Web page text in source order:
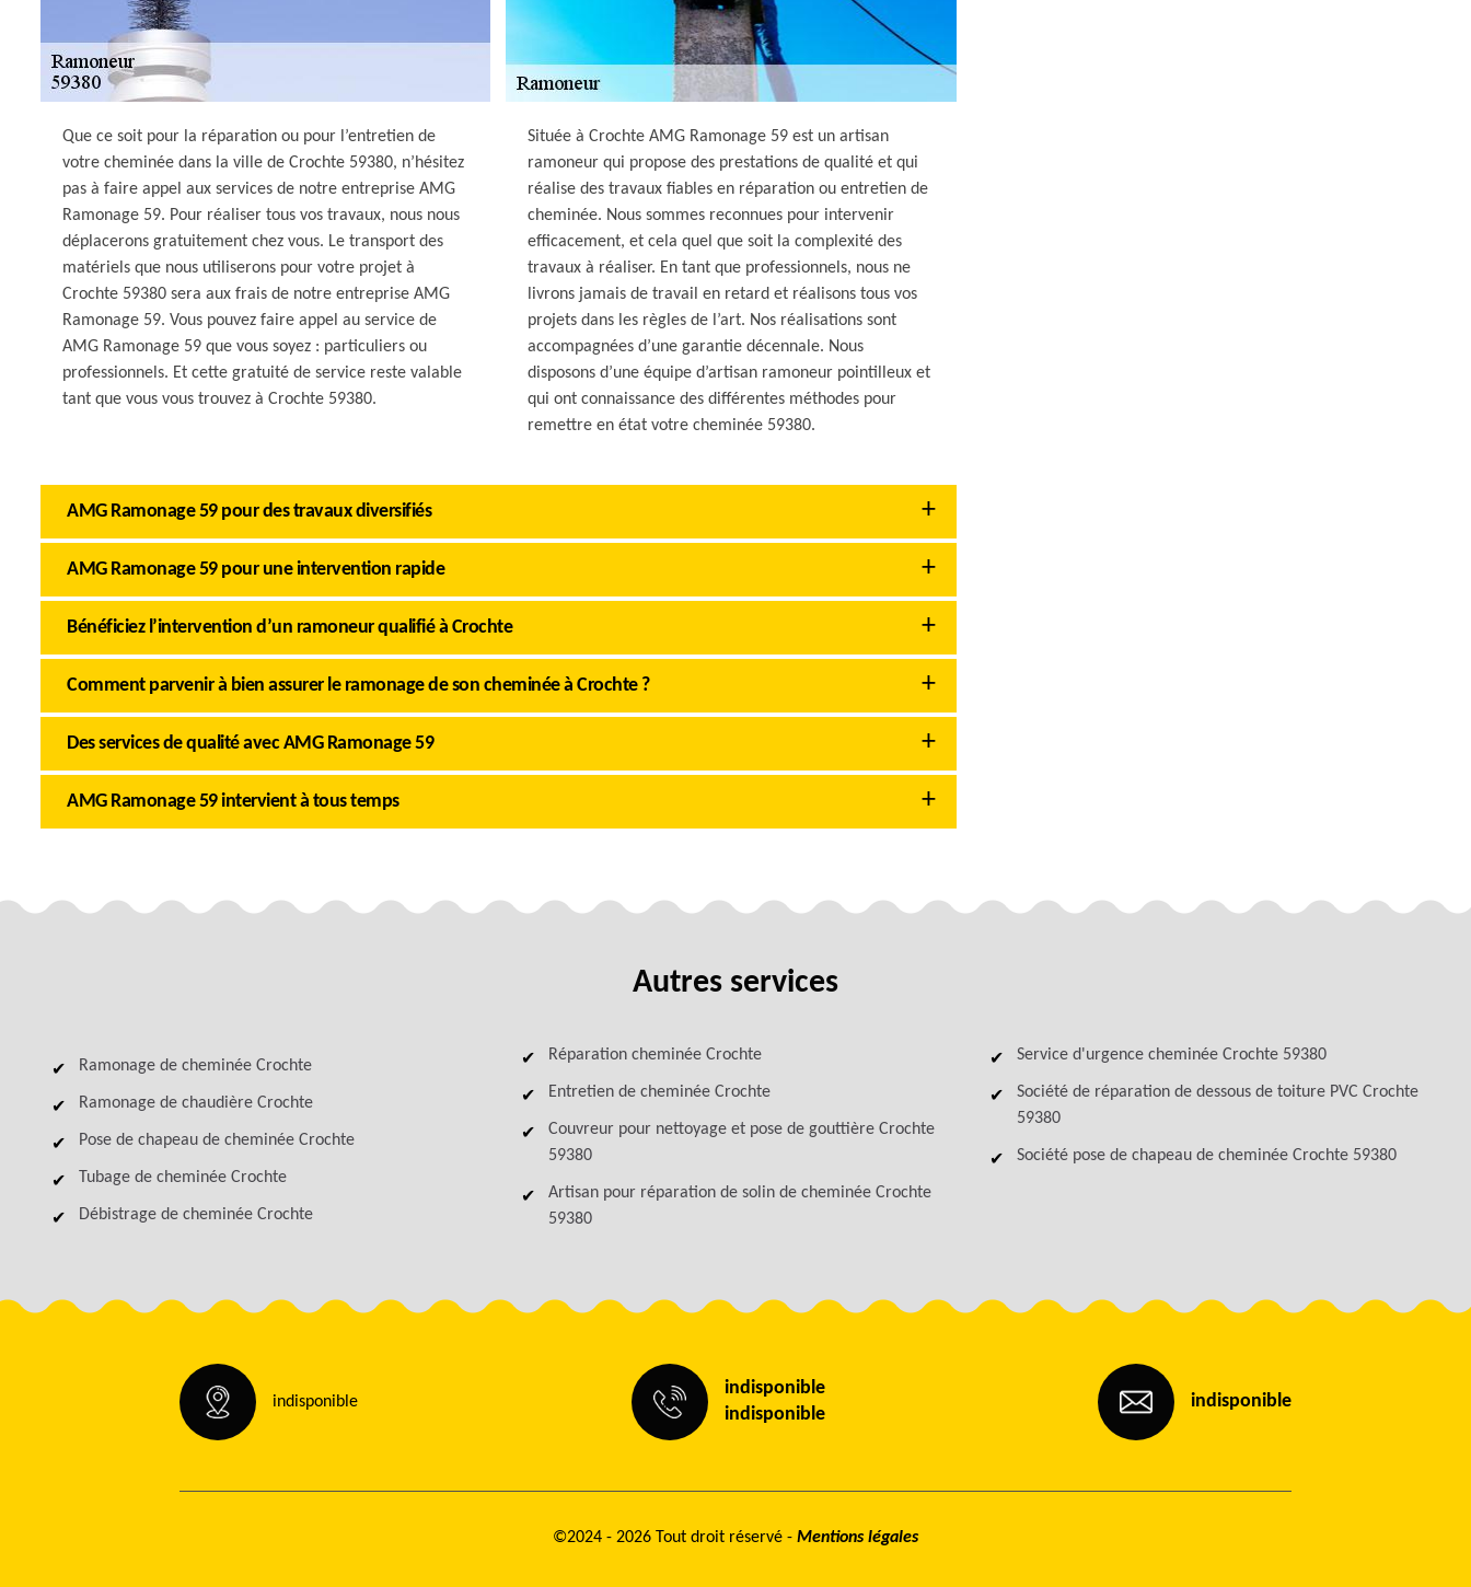
Que ce soit pour la réparation ou pour l’entretien de
votre cheminée dans la ville de Crochte 59380, n’hésitez
pas à faire appel aux services de notre entreprise AMG
Ramonage 59. Pour réaliser tous vos travaux, nous nous
déplacerons gratuitement chez vous. Le transport des
matériels que nous utiliserons pour votre projet à
Crochte 59380 sera aux frais de notre entreprise AMG
Ramonage 59. Vous pouvez faire appel au service de
AMG Ramonage 59 que vous soyez : particuliers ou
professionnels. Et cette gratuité de service reste valable
tant que vous vous trouvez à Crochte 59380.
Située à Crochte AMG Ramonage 59 est un artisan
ramoneur qui propose des prestations de qualité et qui
réalise des travaux fiables en réparation ou entretien de
cheminée. Nous sommes reconnues pour intervenir
efficacement, et cela quel que soit la complexité des
travaux à réaliser. En tant que professionnels, nous ne
livrons jamais de travail en retard et réalisons tous vos
projets dans les règles de l’art. Nos réalisations sont
accompagnées d’une garantie décennale. Nous
disposons d’une équipe d’artisan ramoneur pointilleux et
qui ont connaissance des différentes méthodes pour
remettre en état votre cheminée 59380.
AMG Ramonage 59 pour des travaux diversifiés
AMG Ramonage 59 pour une intervention rapide
Bénéficiez l’intervention d’un ramoneur qualifié à Crochte
Comment parvenir à bien assurer le ramonage de son cheminée à Crochte ?
Des services de qualité avec AMG Ramonage 59
AMG Ramonage 59 intervient à tous temps
Autres services
Ramonage de cheminée Crochte
Ramonage de chaudière Crochte
Pose de chapeau de cheminée Crochte
Tubage de cheminée Crochte
Débistrage de cheminée Crochte
Réparation cheminée Crochte
Entretien de cheminée Crochte
Couvreur pour nettoyage et pose de gouttière Crochte
59380
Artisan pour réparation de solin de cheminée Crochte
59380
Service d'urgence cheminée Crochte 59380
Société de réparation de dessous de toiture PVC Crochte
59380
Société pose de chapeau de cheminée Crochte 59380
indisponible
indisponible
indisponible
indisponible
©2024 - 2026 Tout droit réservé - Mentions légales